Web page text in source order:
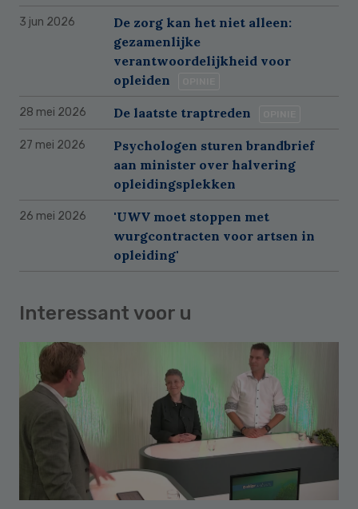
3 jun 2026
De zorg kan het niet alleen:
gezamenlijke
verantwoordelijkheid voor
opleiden
28 mei 2026 De laatste traptreden
27 mei 2026
Psychologen sturen brandbrief
aan minister over halvering
opleidingsplekken
26 mei 2026
'UWV moet stoppen met
wurgcontracten voor artsen in
opleiding'
Interessant voor u